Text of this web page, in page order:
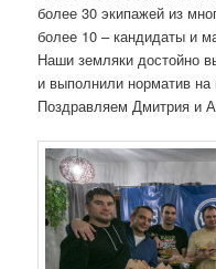
более 30 экипажей из
более 10 – кандидаты и
Наши земляки достойно
и выполнили норматив на
Поздравляем Дмитрия и